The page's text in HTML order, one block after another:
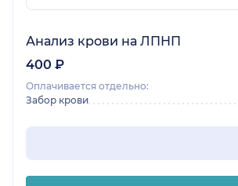
Анализ крови на ЛПНП
400 ₽
Оплачивается отдельно:
Забор крови